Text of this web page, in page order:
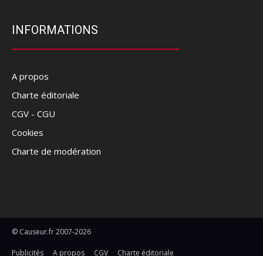
INFORMATIONS
A propos
Charte éditoriale
CGV - CGU
Cookies
Charte de modération
© Causeur.fr 2007-2026
Publicités A propos CGV Charte éditoriale